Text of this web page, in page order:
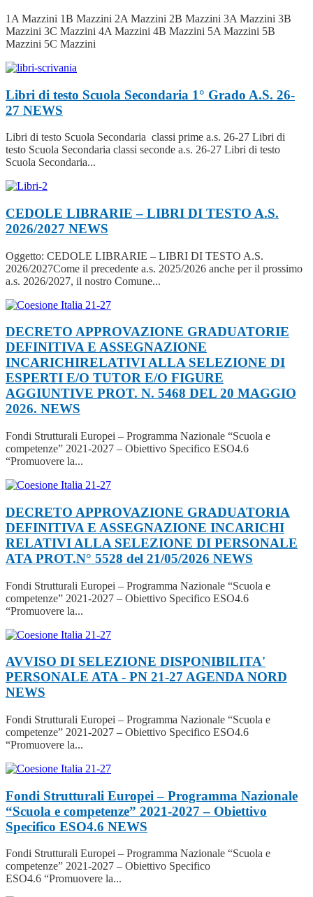
1A Mazzini 1B Mazzini 2A Mazzini 2B Mazzini 3A Mazzini 3B
Mazzini 3C Mazzini 4A Mazzini 4B Mazzini 5A Mazzini 5B
Mazzini 5C Mazzini
Libri di testo Scuola Secondaria 1° Grado A.S. 26-
27 NEWS
Libri di testo Scuola Secondaria classi prime a.s. 26-27 Libri di
testo Scuola Secondaria classi seconde a.s. 26-27 Libri di testo
Scuola Secondaria...
CEDOLE LIBRARIE – LIBRI DI TESTO A.S.
2026/2027 NEWS
Oggetto: CEDOLE LIBRARIE – LIBRI DI TESTO A.S.
2026/2027Come il precedente a.s. 2025/2026 anche per il prossimo
a.s. 2026/2027, il nostro Comune...
DECRETO APPROVAZIONE GRADUATORIE
DEFINITIVA E ASSEGNAZIONE
INCARICHIRELATIVI ALLA SELEZIONE DI
ESPERTI E/O TUTOR E/O FIGURE
AGGIUNTIVE PROT. N. 5468 DEL 20 MAGGIO
2026. NEWS
Fondi Strutturali Europei – Programma Nazionale “Scuola e
competenze” 2021-2027 – Obiettivo Specifico ESO4.6
“Promuovere la...
DECRETO APPROVAZIONE GRADUATORIA
DEFINITIVA E ASSEGNAZIONE INCARICHI
RELATIVI ALLA SELEZIONE DI PERSONALE
ATA PROT.N° 5528 del 21/05/2026 NEWS
Fondi Strutturali Europei – Programma Nazionale “Scuola e
competenze” 2021-2027 – Obiettivo Specifico ESO4.6
“Promuovere la...
AVVISO DI SELEZIONE DISPONIBILITA'
PERSONALE ATA - PN 21-27 AGENDA NORD
NEWS
Fondi Strutturali Europei – Programma Nazionale “Scuola e
competenze” 2021-2027 – Obiettivo Specifico ESO4.6
“Promuovere la...
Fondi Strutturali Europei – Programma Nazionale
“Scuola e competenze” 2021-2027 – Obiettivo
Specifico ESO4.6 NEWS
Fondi Strutturali Europei – Programma Nazionale “Scuola e
competenze” 2021-2027 – Obiettivo Specifico
ESO4.6 “Promuovere la...